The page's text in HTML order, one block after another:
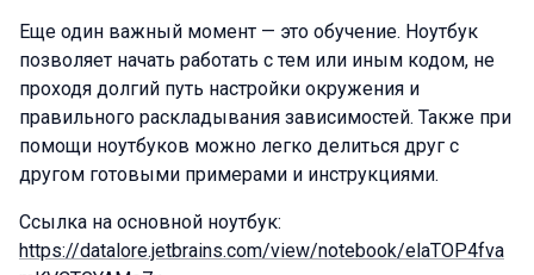
Еще один важный момент — это обучение. Ноутбук
позволяет начать работать с тем или иным кодом, не
проходя долгий путь настройки окружения и
правильного раскладывания зависимостей. Также при
помощи ноутбуков можно легко делиться друг с
другом готовыми примерами и инструкциями.
Ссылка на основной ноутбук:
https://datalore.jetbrains.com/view/notebook/elaTOP4fva